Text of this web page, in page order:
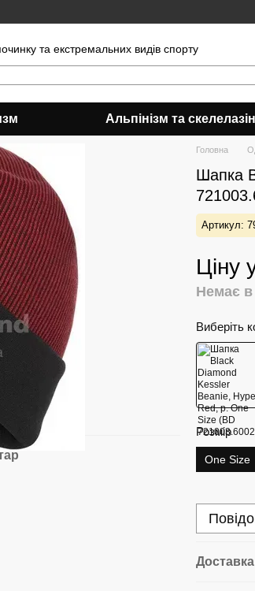
та екстремальних видів спорту
Альпінізм та
Головна
Шапка
Артикул:
Ціну
Немає в
Виберіть
Розмір
One Size
Доставка